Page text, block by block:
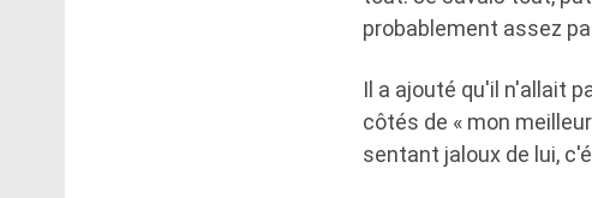
probablement assez
Il a ajouté qu'il n'allait
côtés de « mon
sentant jaloux de lui,